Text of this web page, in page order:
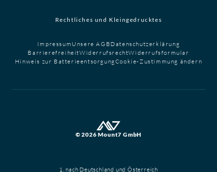
Rechtliches und Kleingedrucktes
Impressum Unsere AGB Datenschutzerklärung
BarrierefreiheitWiderrufsrechtWiderrufsformular
Hinweis zur BatterieentsorgungCookie-Zustimmung ändern
© 2026 Mount7 GmbH
1. nach Deutschland und Österreich